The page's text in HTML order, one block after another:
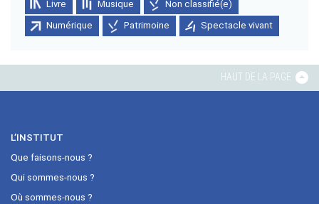
Livre Musique Non classifié(e)
Numérique Patrimoine Spectacle vivant
HAUT DE LA PAGE
L’INSTITUT
Que faisons-nous ?
Qui sommes-nous ?
Où sommes-nous ?